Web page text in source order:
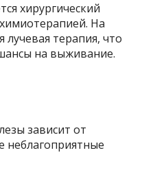
хирургический
На
лучевая терапия, что
на выживание.
зависит от
неблагоприятные